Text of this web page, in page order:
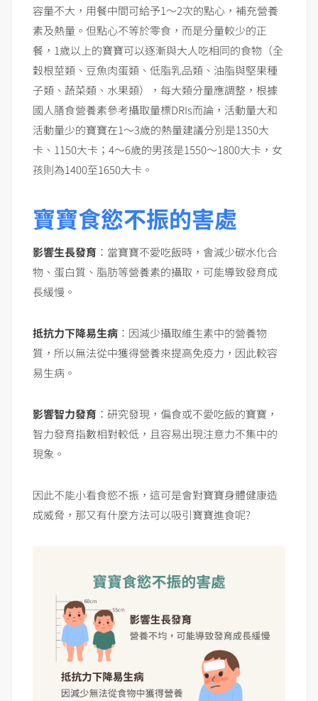
容量不大，用餐中間可給予1～2次的點心，補充營養
素及熱量。但點心不等於零食，而是分量較少的正
餐，1歲以上的寶寶可以逐漸與大人吃相同的食物（全
穀根莖類、豆魚肉蛋類、低脂乳品類、油脂與堅果種
子類、蔬菜類、水果類），每大類分量應調整，根據
國人膳食營養素參考攝取量標DRIs而論，活動量大和
活動量少的寶寶在1～3歲的熱量建議分別是1350大
卡、1150大卡；4～6歲的男孩是1550～1800大卡，女
孩則為1400至1650大卡。
寶寶食慾不振的害處
影響生長發育 ：當寶寶不愛吃飯時，會減少碳水化合
物、蛋白質、脂肪等營養素的攝取，可能導致發育成
長緩慢。
抵抗力下降易生病 ：因減少攝取維生素中的營養物
質，所以無法從中獲得營養來提高免疫力，因此較容
易生病。
影響智力發育 ：研究發現，偏食或不愛吃飯的寶寶，
智力發育指數相對較低，且容易出現注意力不集中的
現象。
因此不能小看食慾不振，這可是會對寶寶身體健康造
成威脅，那又有什麼方法可以吸引寶寶進食呢?